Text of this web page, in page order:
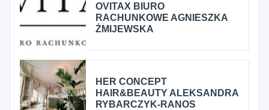
OVITAX BIURO
RACHUNKOWE AGNIESZKA
ŻMIJEWSKA
HER CONCEPT
HAIR&BEAUTY ALEKSANDRA
RYBARCZYK-RANOS